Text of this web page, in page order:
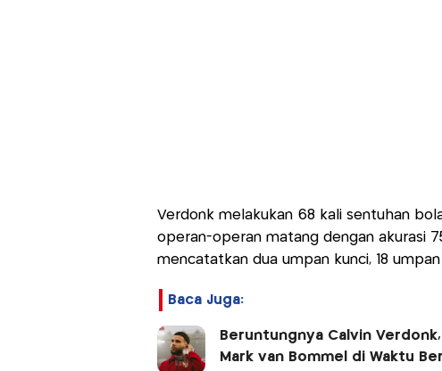
Verdonk melakukan 68 kali sentuhan
operan-operan matang dengan akurasi
mencatatkan dua umpan kunci, 18
Baca Juga:
Beruntungnya Calvin
Mark van Bommel di Waktu